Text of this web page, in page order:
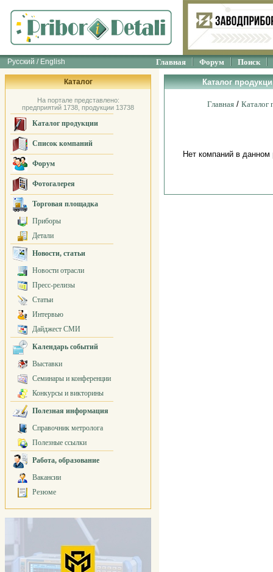
Русский / English Главная Форум Поиск
Каталог
На портале представлено:
предприятий 1738, продукции 13738
Каталог продукции
Список компаний
Форум
Фотогалерея
Торговая площадка
Приборы
Детали
Новости, статьи
Новости отрасли
Пресс-релизы
Статьи
Интервью
Дайджест СМИ
Календарь событий
Выставки
Семинары и конференции
Конкурсы и викторины
Полезная информация
Справочник метролога
Полезные ссылки
Работа, образование
Вакансии
Резюме
Каталог
Главная / Каталог
Нет компаний в данном